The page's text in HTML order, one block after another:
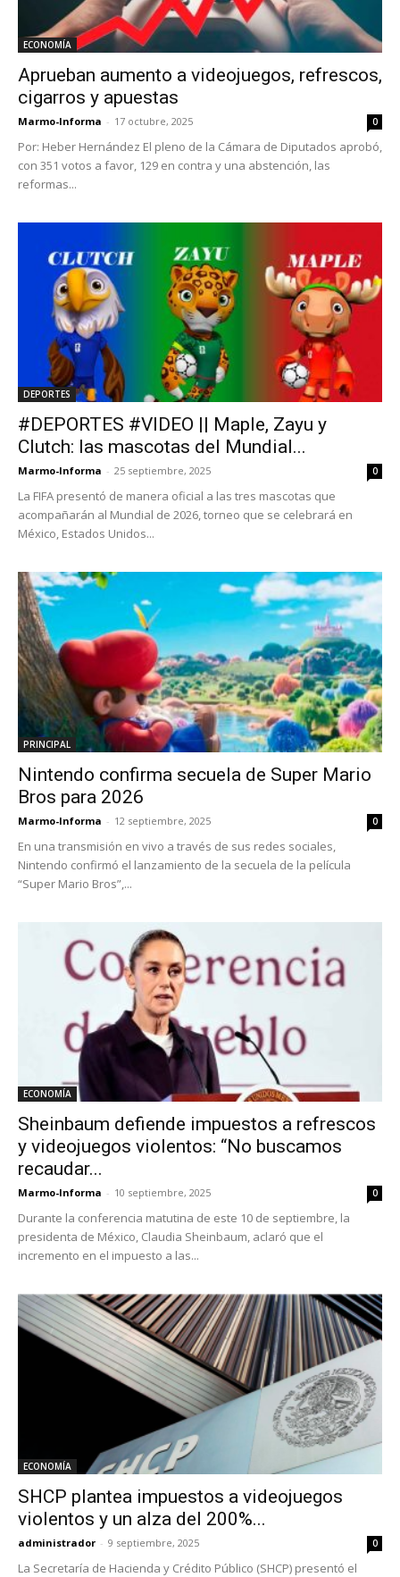
ECONOMÍA
Aprueban aumento a videojuegos, refrescos,
cigarros y apuestas
Marmo-Informa - 17 octubre, 2025 0
Por: Heber Hernández El pleno de la Cámara de Diputados aprobó,
con 351 votos a favor, 129 en contra y una abstención, las
reformas...
DEPORTES
#DEPORTES #VIDEO || Maple, Zayu y
Clutch: las mascotas del Mundial...
Marmo-Informa - 25 septiembre, 2025 0
La FIFA presentó de manera oficial a las tres mascotas que
acompañarán al Mundial de 2026, torneo que se celebrará en
México, Estados Unidos...
PRINCIPAL
Nintendo confirma secuela de Super Mario
Bros para 2026
Marmo-Informa - 12 septiembre, 2025 0
En una transmisión en vivo a través de sus redes sociales,
Nintendo confirmó el lanzamiento de la secuela de la película
“Super Mario Bros”,...
ECONOMÍA
Sheinbaum defiende impuestos a refrescos
y videojuegos violentos: “No buscamos
recaudar...
Marmo-Informa - 10 septiembre, 2025 0
Durante la conferencia matutina de este 10 de septiembre, la
presidenta de México, Claudia Sheinbaum, aclaró que el
incremento en el impuesto a las...
ECONOMÍA
SHCP plantea impuestos a videojuegos
violentos y un alza del 200%...
administrador - 9 septiembre, 2025 0
La Secretaría de Hacienda y Crédito Público (SHCP) presentó el